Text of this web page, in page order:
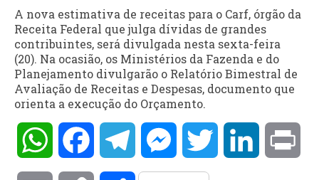
A nova estimativa de receitas para o Carf, órgão da
Receita Federal que julga dívidas de grandes
contribuintes, será divulgada nesta sexta-feira
(20). Na ocasião, os Ministérios da Fazenda e do
Planejamento divulgarão o Relatório Bimestral de
Avaliação de Receitas e Despesas, documento que
orienta a execução do Orçamento.
WhatsAppFacebookTelegramMessengerTwitter LinkedIn